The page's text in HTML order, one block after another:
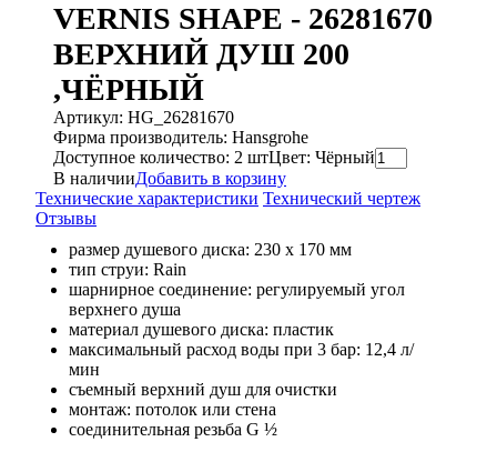
VERNIS SHAPE - 26281670
ВЕРХНИЙ ДУШ 200
,ЧЁРНЫЙ
Артикул: HG_26281670
Фирма производитель: Hansgrohe
Доступное количество: 2 штЦвет: Чёрный
В наличииДобавить в корзину
Технические характеристики Технический чертеж
Отзывы
размер душевого диска: 230 x 170 мм
тип струи: Rain
шарнирное соединение: регулируемый угол
верхнего душа
материал душевого диска: пластик
максимальный расход воды при 3 бар: 12,4 л/
мин
съемный верхний душ для очистки
монтаж: потолок или стена
соединительная резьба G ½